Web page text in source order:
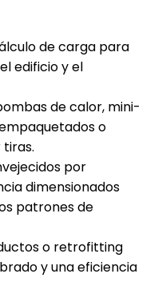
de carga para
edificio y el
de calor, mini-
o
por
dimensionados
patrones de
o retrofitting
y una eficiencia